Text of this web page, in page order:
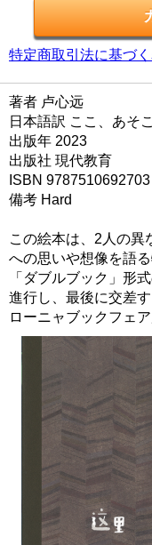
特定商取引法に基づ
著者 卢心远
日本語訳 ここ、あそこ
出版年 2023
出版社 現代教育
ISBN 9787510692703
備考 Hard
この絵本は、2人の異
への思いや想像を語
「ダブルブック」形
進行し、最後に交差
ローニャブックフェ